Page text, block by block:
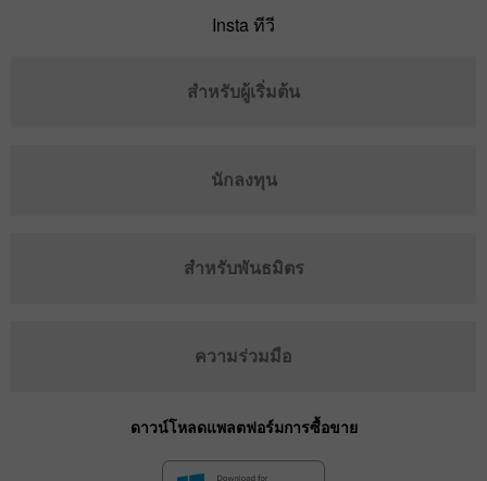
Insta ทีวี
สำหรับผู้เริ่มต้น
นักลงทุน
สำหรับพันธมิตร
ความร่วมมือ
ดาวน์โหลดแพลตฟอร์มการซื้อขาย